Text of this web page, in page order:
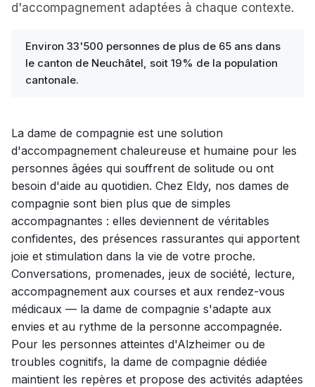
d'accompagnement adaptées à chaque contexte.
Environ 33'500 personnes de plus de 65 ans dans
le canton de Neuchâtel, soit 19% de la population
cantonale.
La dame de compagnie est une solution
d'accompagnement chaleureuse et humaine pour les
personnes âgées qui souffrent de solitude ou ont
besoin d'aide au quotidien. Chez Eldy, nos dames de
compagnie sont bien plus que de simples
accompagnantes : elles deviennent de véritables
confidentes, des présences rassurantes qui apportent
joie et stimulation dans la vie de votre proche.
Conversations, promenades, jeux de société, lecture,
accompagnement aux courses et aux rendez-vous
médicaux — la dame de compagnie s'adapte aux
envies et au rythme de la personne accompagnée.
Pour les personnes atteintes d'Alzheimer ou de
troubles cognitifs, la dame de compagnie dédiée
maintient les repères et propose des activités adaptées